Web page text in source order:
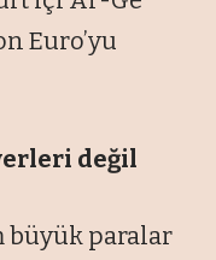
Euro’yu
değil
büyük paralar